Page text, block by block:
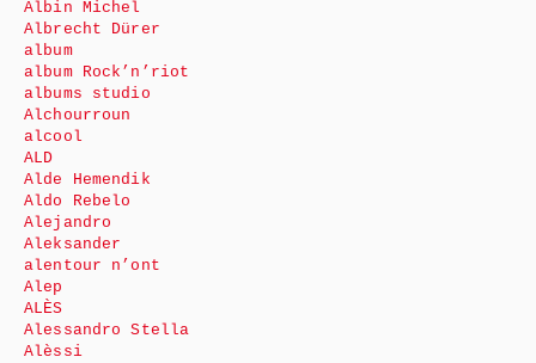
Albin Michel
Albrecht Dürer
album
album Rock’n’riot
albums studio
Alchourroun
alcool
ALD
Alde Hemendik
Aldo Rebelo
Alejandro
Aleksander
alentour n’ont
Alep
ALÈS
Alessandro Stella
Alèssi